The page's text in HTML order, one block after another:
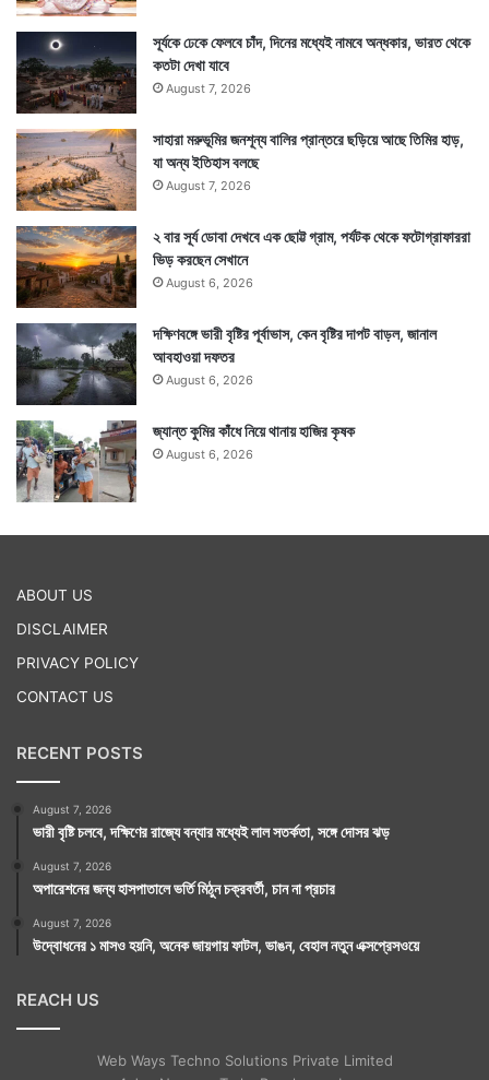
সূর্যকে ঢেকে ফেলবে চাঁদ, দিনের মধ্যেই নামবে অন্ধকার, ভারত থেকে
কতটা দেখা যাবে
August 7, 2026
সাহারা মরুভূমির জনশূন্য বালির প্রান্তরে ছড়িয়ে আছে তিমির হাড়,
যা অন্য ইতিহাস বলছে
August 7, 2026
২ বার সূর্য ডোবা দেখবে এক ছোট্ট গ্রাম, পর্যটক থেকে ফটোগ্রাফাররা
ভিড় করছেন সেখানে
August 6, 2026
দক্ষিণবঙ্গে ভারী বৃষ্টির পূর্বাভাস, কেন বৃষ্টির দাপট বাড়ল, জানাল
আবহাওয়া দফতর
August 6, 2026
জ্যান্ত কুমির কাঁধে নিয়ে থানায় হাজির কৃষক
August 6, 2026
ABOUT US
DISCLAIMER
PRIVACY POLICY
CONTACT US
RECENT POSTS
August 7, 2026
ভারী বৃষ্টি চলবে, দক্ষিণের রাজ্যে বন্যার মধ্যেই লাল সতর্কতা, সঙ্গে দোসর ঝড়
August 7, 2026
অপারেশনের জন্য হাসপাতালে ভর্তি মিঠুন চক্রবর্তী, চান না প্রচার
August 7, 2026
উদ্বোধনের ১ মাসও হয়নি, অনেক জায়গায় ফাটল, ভাঙন, বেহাল নতুন এক্সপ্রেসওয়ে
REACH US
Web Ways Techno Solutions Private Limited